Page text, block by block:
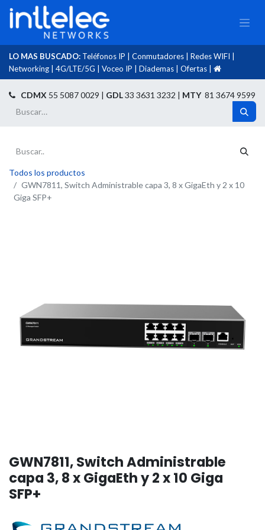
LO MAS BUSCADO: Teléfonos IP Conmutadores Redes WIFI
Networking
4G/LTE/5G Voceo IP Diademas Ofertas
CDMX 55 5087 0029 | GDL33 3631 3232 | MTY81 3674 9599
Todos los productos
GWN7811, Switch Administrable capa 3, 8 x GigaEth y 2 x 10
Giga SFP+
GWN7811, Switch Administrable
capa 3, 8 x GigaEth y 2 x 10 Giga
SFP+